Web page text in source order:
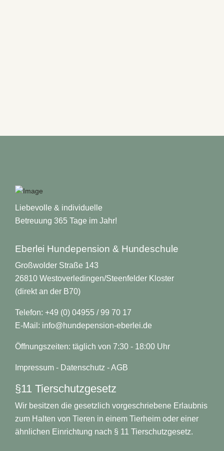
Liebevolle & individuelle
Betreuung 365 Tage im Jahr!
Eberlei Hundepension & Hundeschule
Großwolder Straße 143
26810 Westoverledingen/Steenfelder Kloster
(direkt an der B70)
Telefon: +49 (0) 04955 / 99 70 17
E-Mail: info@hundepension-eberlei.de
Öffnungszeiten: täglich von 7:30 - 18:00 Uhr
Impressum - Datenschutz -AGB
§11 Tierschutzgesetz
Wir besitzen die gesetzlich vorgeschriebene Erlaubnis
zum Halten von Tieren in einem Tierheim oder einer
ähnlichen Einrichtung nach § 11 Tierschutzgesetz.